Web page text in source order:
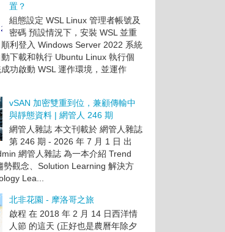
置？
組態設定 WSL Linux 管理者帳號及
密碼 預設情況下，安裝 WSL 並重
利登入 Windows Server 2022 系統
下載和執行 Ubuntu Linux 執行個
功啟動 WSL 運作環境，並運作
vSAN 加密雙重到位，兼顧傳輸中
與靜態資料 | 網管人 246 期
網管人雜誌 本文刊載於 網管人雜誌
第 246 期 - 2026 年 7 月 1 日 出
網管人雜誌 為一本介紹 Trend
勢觀念、Solution Learning 解決方
Lea...
北非花園 - 摩洛哥之旅
啟程 在 2018 年 2 月 14 日西洋情
人節 的這天 (正好也是農曆年除夕